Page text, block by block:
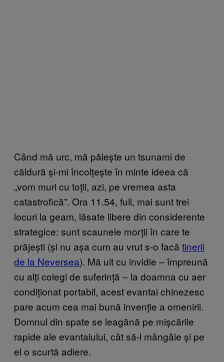
Când mă urc, mă pălește un tsunami de
căldură și-mi încolțește în minte ideea că
„vom muri cu toții, azi, pe vremea asta
catastrofică”. Ora 11.54, full, mai sunt trei
locuri la geam, lăsate libere din considerente
strategice: sunt scaunele morții în care te
prăjești (și nu așa cum au vrut s-o facă tinerii
de la Neversea). Mă uit cu invidie – împreună
cu alți colegi de suferință – la doamna cu aer
condiționat portabil, acest evantai chinezesc
pare acum cea mai bună invenție a omenirii.
Domnul din spate se leagănă pe mișcările
rapide ale evantaiului, cât să-l mângâie și pe
el o scurtă adiere.